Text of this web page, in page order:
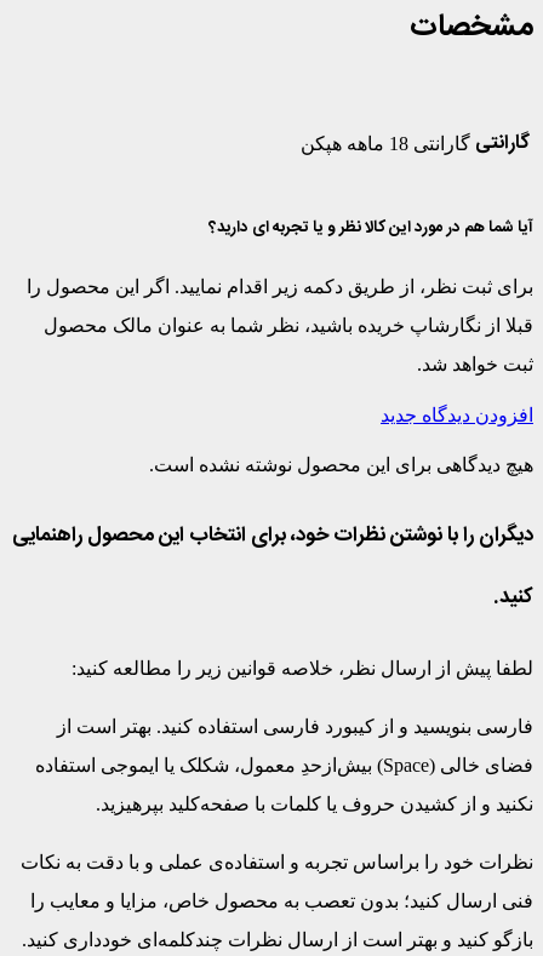
مشخصات
گارانتی گارانتی 18 ماهه هپکن
آیا شما هم در مورد این کالا نظر و یا تجربه ای دارید؟
برای ثبت نظر، از طریق دکمه زیر اقدام نمایید. اگر این محصول را
قبلا از نگارشاپ خریده باشید، نظر شما به عنوان مالک محصول
ثبت خواهد شد.
افزودن دیدگاه جدید
هیچ دیدگاهی برای این محصول نوشته نشده است.
دیگران را با نوشتن نظرات خود، برای انتخاب این محصول راهنمایی
کنید.
لطفا پیش از ارسال نظر، خلاصه قوانین زیر را مطالعه کنید:
فارسی بنویسید و از کیبورد فارسی استفاده کنید. بهتر است از
فضای خالی (Space) بیش‌از‌حدِ معمول، شکلک یا ایموجی استفاده
نکنید و از کشیدن حروف یا کلمات با صفحه‌کلید بپرهیزید.
نظرات خود را براساس تجربه و استفاده‌ی عملی و با دقت به نکات
فنی ارسال کنید؛ بدون تعصب به محصول خاص، مزایا و معایب را
بازگو کنید و بهتر است از ارسال نظرات چندکلمه‌‌ای خودداری کنید.